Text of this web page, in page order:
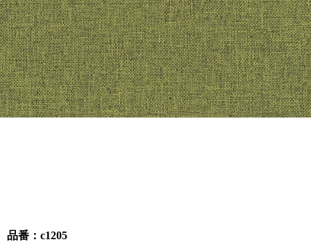
品番：c1205